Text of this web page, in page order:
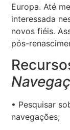
Europa. Até
interessada
novos fiéis.
pós-
• Pesquisar
navegações;